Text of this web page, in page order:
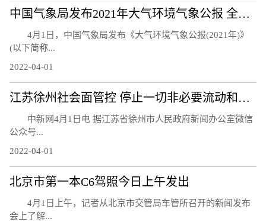
中国气象局发布2021年大气环境气象公报 全国大气环境继续改善
4月1日，中国气象局发布《大气环境气象公报(2021年)》
(以下简称...
2022-04-01
江苏徐州社会面管控 停止一切非必要流动和活动
中新网4月1日电 据江苏省徐州市人民政府新闻办公室微信
公众号...
2022-04-01
北京市第一本C6驾照今日上午发出
4月1日上午，记者从北京市交管局车管所召开的新闻发布
会上了解...